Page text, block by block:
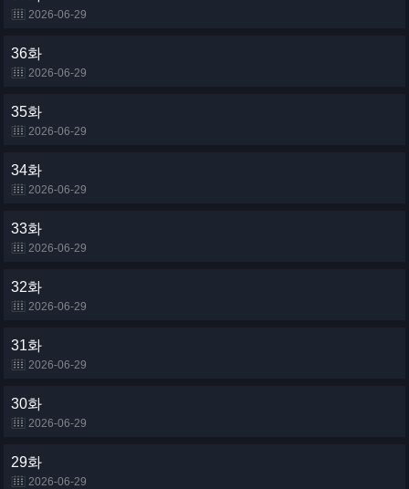
2026-06-29
36화
2026-06-29
35화
2026-06-29
34화
2026-06-29
33화
2026-06-29
32화
2026-06-29
31화
2026-06-29
30화
2026-06-29
29화
2026-06-29